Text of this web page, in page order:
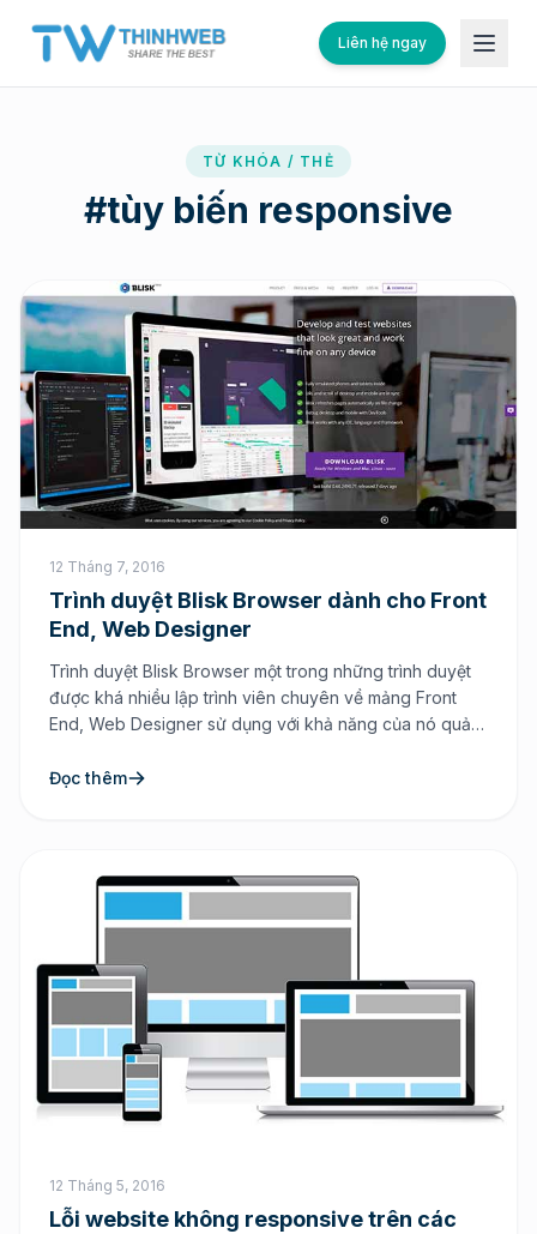
Liên hệ ngay
TỪ KHÓA / THẺ
#tùy biến responsive
12 Tháng 7, 2016
Trình duyệt Blisk Browser dành cho Front
End, Web Designer
Trình duyệt Blisk Browser một trong những trình duyệt
được khá nhiều lập trình viên chuyên về mảng Front
End, Web Designer sử dụng với khả năng của nó quả
các lỗi cũng như kiểm tra trải nghiệm người dùng và giải
Đọc thêm
12 Tháng 5, 2016
Lỗi website không responsive trên các